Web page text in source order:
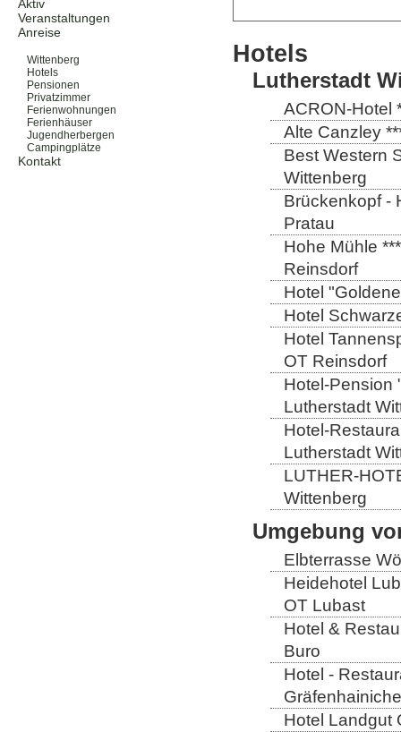
Aktiv
Veranstaltungen
Anreise
Wittenberg
Hotels
Pensionen
Privatzimmer
Ferienwohnungen
Ferienhäuser
Jugendherbergen
Campingplätze
Kontakt
Hotels
Lutherstadt
ACRON-Hotel
Alte Canzley
Best Western
Wittenberg
Brückenkopf -
Pratau
Hohe Mühle
Reinsdorf
Hotel
Hotel
Hotel
OT Reinsdorf
Hotel-Pension
Lutherstadt
Hotel-
Lutherstadt
LUTHER-
Wittenberg
Umgebung
Elbterrasse
Heidehotel
OT Lubast
Hotel &
Buro
Hotel -
Hotel Landgut